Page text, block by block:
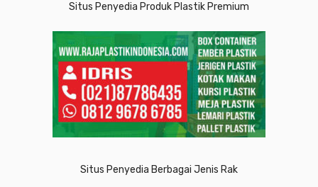
Situs Penyedia Produk Plastik Premium
Situs Penyedia Berbagai Jenis Rak